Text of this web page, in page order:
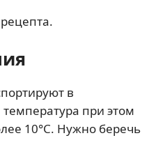
в
при этом
10°С. Нужно беречь